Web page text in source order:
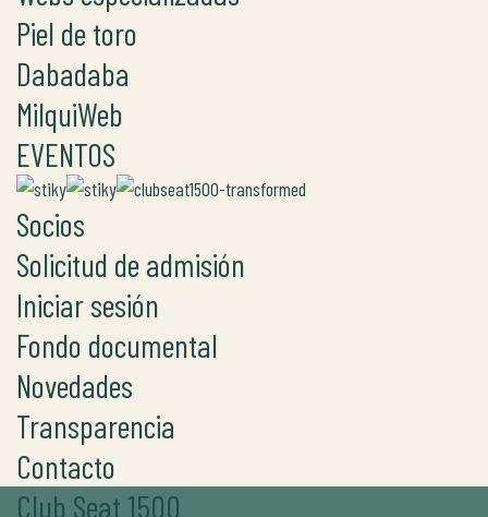
Piel de toro
Dabadaba
MilquiWeb
EVENTOS
Socios
Solicitud de admisión
Iniciar sesión
Fondo documental
Novedades
Transparencia
Contacto
Club Seat 1500